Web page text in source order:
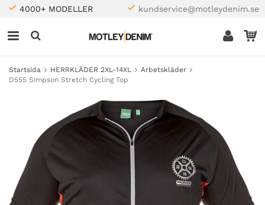
4000+ MODELLER kundservice@motleydenim.se
Startsida HERRKLÄDER 2XL-14XL
Arbetskläder
D555 Simpson Stretch Cycling Top